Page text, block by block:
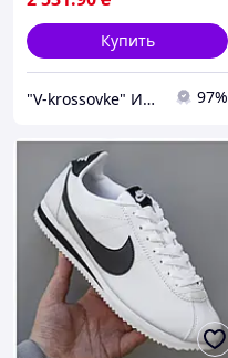
Купить
"V-krossovke" Интернет-магазин 97%